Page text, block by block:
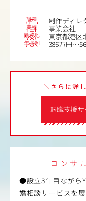
職種 制作ディレ
業種 事業会社
勤務地 東京都港区
年収例 386万円～
転職支援サ
＼さらに詳
コンサ
●設立3年目ながら
婚相談サービスを